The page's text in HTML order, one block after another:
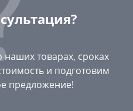
товарах, сроках
и подготовим
предложение!